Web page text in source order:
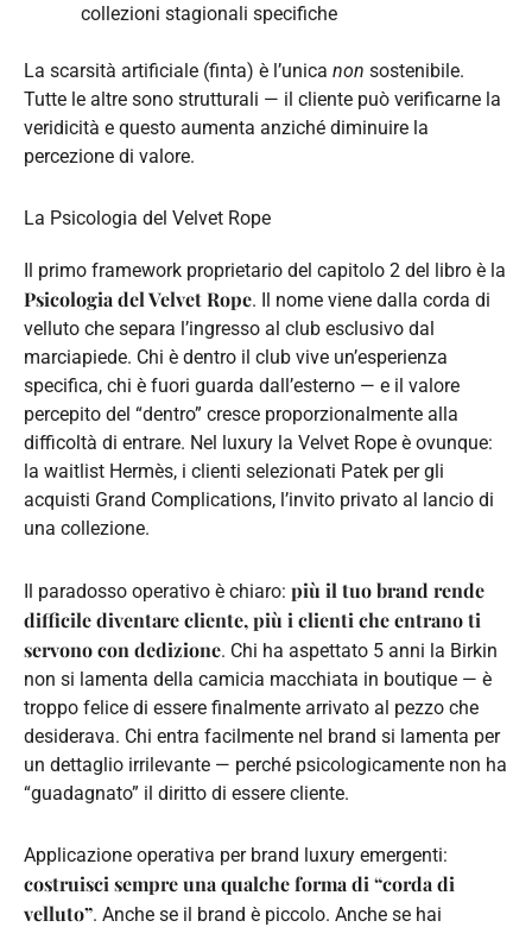
collezioni stagionali specifiche
La scarsità artificiale (finta) è l’unica non sostenibile.
Tutte le altre sono strutturali — il cliente può verificarne la
veridicità e questo aumenta anziché diminuire la
percezione di valore.
La Psicologia del Velvet Rope
Il primo framework proprietario del capitolo 2 del libro è la
Psicologia del Velvet Rope. Il nome viene dalla corda di
velluto che separa l’ingresso al club esclusivo dal
marciapiede. Chi è dentro il club vive un’esperienza
specifica, chi è fuori guarda dall’esterno — e il valore
percepito del “dentro” cresce proporzionalmente alla
difficoltà di entrare. Nel luxury la Velvet Rope è ovunque:
la waitlist Hermès, i clienti selezionati Patek per gli
acquisti Grand Complications, l’invito privato al lancio di
una collezione.
Il paradosso operativo è chiaro: più il tuo brand rende
difficile diventare cliente, più i clienti che entrano ti
servono con dedizione. Chi ha aspettato 5 anni la Birkin
non si lamenta della camicia macchiata in boutique — è
troppo felice di essere finalmente arrivato al pezzo che
desiderava. Chi entra facilmente nel brand si lamenta per
un dettaglio irrilevante — perché psicologicamente non ha
“guadagnato” il diritto di essere cliente.
Applicazione operativa per brand luxury emergenti:
costruisci sempre una qualche forma di “corda di
velluto”. Anche se il brand è piccolo. Anche se hai